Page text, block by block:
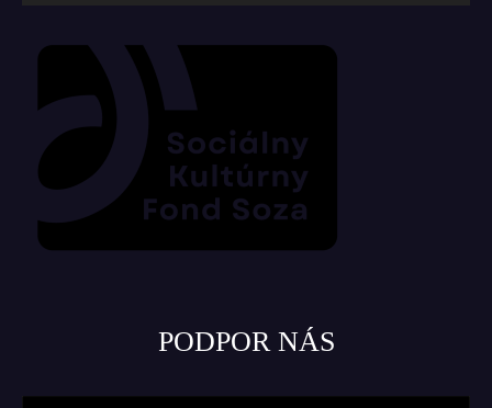
PODPOR NÁS